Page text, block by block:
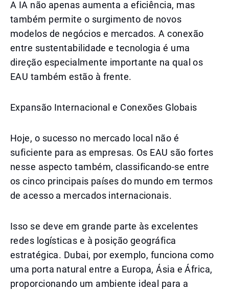
A IA não apenas aumenta a eficiência, mas
também permite o surgimento de novos
modelos de negócios e mercados. A conexão
entre sustentabilidade e tecnologia é uma
direção especialmente importante na qual os
EAU também estão à frente.
Expansão Internacional e Conexões Globais
Hoje, o sucesso no mercado local não é
suficiente para as empresas. Os EAU são fortes
nesse aspecto também, classificando-se entre
os cinco principais países do mundo em termos
de acesso a mercados internacionais.
Isso se deve em grande parte às excelentes
redes logísticas e à posição geográfica
estratégica. Dubai, por exemplo, funciona como
uma porta natural entre a Europa, Ásia e África,
proporcionando um ambiente ideal para a